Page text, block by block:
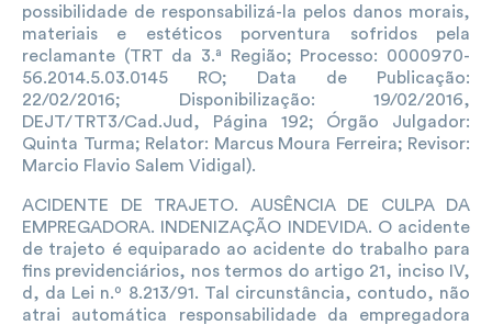
possibilidade de responsabilizá-la pelos danos morais,
materiais e estéticos porventura sofridos pela
reclamante (TRT da 3.ª Região; Processo: 0000970-
56.2014.5.03.0145 RO; Data de Publicação:
22/02/2016; Disponibilização: 19/02/2016,
DEJT/TRT3/Cad.Jud, Página 192; Órgão Julgador:
Quinta Turma; Relator: Marcus Moura Ferreira; Revisor:
Marcio Flavio Salem Vidigal).
ACIDENTE DE TRAJETO. AUSÊNCIA DE CULPA DA
EMPREGADORA. INDENIZAÇÃO INDEVIDA. O acidente
de trajeto é equiparado ao acidente do trabalho para
fins previdenciários, nos termos do artigo 21, inciso IV,
d, da Lei n.º 8.213/91. Tal circunstância, contudo, não
atrai automática responsabilidade da empregadora